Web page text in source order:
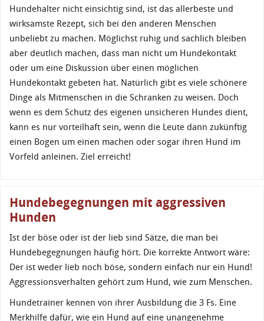
Hundehalter nicht einsichtig sind, ist das allerbeste und
wirksamste Rezept, sich bei den anderen Menschen
unbeliebt zu machen. Möglichst ruhig und sachlich bleiben
aber deutlich machen, dass man nicht um Hundekontakt
oder um eine Diskussion über einen möglichen
Hundekontakt gebeten hat. Natürlich gibt es viele schönere
Dinge als Mitmenschen in die Schranken zu weisen. Doch
wenn es dem Schutz des eigenen unsicheren Hundes dient,
kann es nur vorteilhaft sein, wenn die Leute dann zukünftig
einen Bogen um einen machen oder sogar ihren Hund im
Vorfeld anleinen. Ziel erreicht!
Hundebegegnungen mit aggressiven
Hunden
Ist der böse oder ist der lieb sind Sätze, die man bei
Hundebegegnungen häufig hört. Die korrekte Antwort wäre:
Der ist weder lieb noch böse, sondern einfach nur ein Hund!
Aggressionsverhalten gehört zum Hund, wie zum Menschen.
Hundetrainer kennen von ihrer Ausbildung die 3 Fs. Eine
Merkhilfe dafür, wie ein Hund auf eine unangenehme